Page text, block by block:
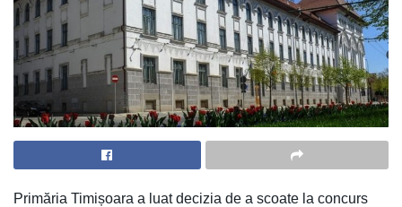
Primăria Timișoara a luat decizia de a scoate la concurs